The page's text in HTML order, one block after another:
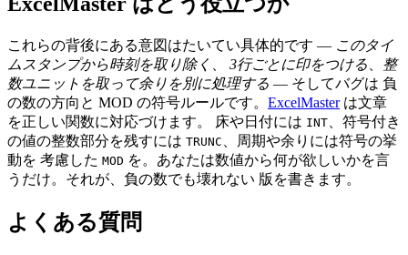
これらの背後にある意図はたいてい具体的です — このタイ
ムスタンプから時刻を取り除く
3行ごとに印をつける
整
数ユニットを取って余りを別に処理する — そしてバグは 負
の数の方向と MOD の符号ルールです。 ExcelMasterは文章
を正しい関数に対応づけます。 床や日付には INT 、符号付き
の値の整数部分を残すには TRUNC
、周期や余りには符号の挙
動を 考慮した MOD を。あなたは数値から何が欲しいかを言
うだけ。それが、負の数でも壊れない 版を書きます。
よくある質問